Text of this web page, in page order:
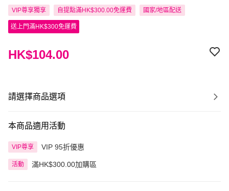
VIP尊享獨享 自提點滿HK$300.00免運費 國家/地區配送
送上門滿HK$300免運費
HK$104.00
請選擇商品選項
本商品適用活動
VIP尊享 VIP 95折優惠
活動 滿HK$300.00加購區